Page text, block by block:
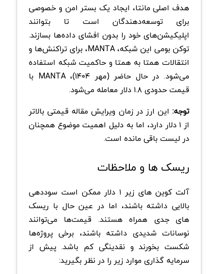
هدف اصلی مانتا، ایجاد یک بستر امن و خصوصی
برای توسعه‌دهندگان است تا بتوانند
اپلیکیشن‌های خود را بدون افشای داده‌ها بسازند.
توکن بومی این شبکه، MANTA، برای تراکنش‌ها و
انتقالات همتا‌ به‌ همتا و حاکمیت شبکه استفاده
می‌شود. در حال حاضر (مهر ۱۴۰۴)، MANTA با
قیمت حدودی ۱.۸ دلار معامله می‌شود.
توجه: این ارز در زمان ویرایش مقاله قیمتی بالاتر
از ۱ دلار دارد، اما به دلیل اهمیت موضوع همچنان
در لیست باقی مانده است.
ریسک ها و ملاحظات
آلت کوین های زیر ۱ دلار ممکن است سوددهی
بالایی داشته باشند، اما در عین حال با ریسک
های جدی همراه هستند. قیمت‌ها می‌توانند
نوسانات شدیدی داشته باشند، برخی پروژه‌ها
شکست بخورند و نقدینگی کم باشد. پیش از
سرمایه گذاری موارد زیر را در نظر بگیرید: